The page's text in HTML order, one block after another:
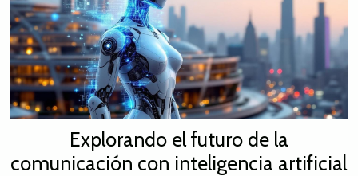
Explorando el futuro de la
comunicación con inteligencia artificial